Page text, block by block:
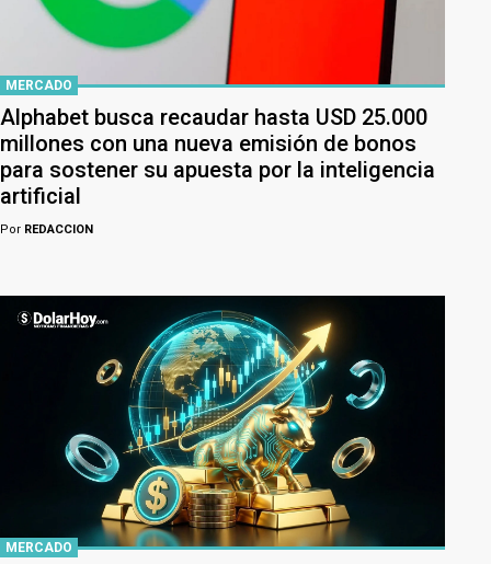
MERCADO
Alphabet busca recaudar hasta USD 25.000
millones con una nueva emisión de bonos
para sostener su apuesta por la inteligencia
artificial
Por REDACCION
MERCADO